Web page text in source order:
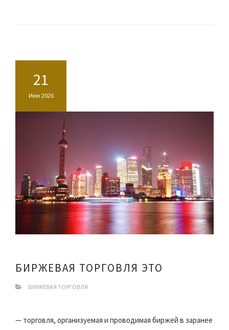
21
Июн 2026
БИРЖЕВАЯ ТОРГОВЛЯ ЭТО
БИРЖЕВАЯ ТОРГОВЛЯ
— торговля, организуемая и проводимая биржей в заранее